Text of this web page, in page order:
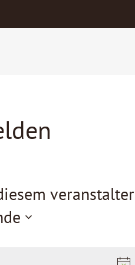
veranstalter